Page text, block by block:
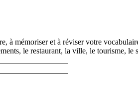
mémoriser et à réviser votre
le restaurant, la ville, le tourisme,